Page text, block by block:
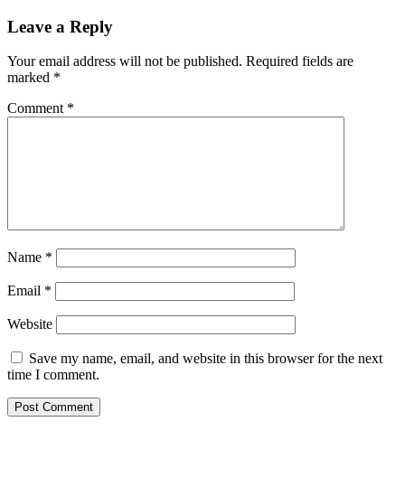
Leave a Reply
Your email address will not be published. Required fields are
marked *
Comment *
Name *
Email *
Website
Save my name, email, and website in this browser for the next
time I comment.